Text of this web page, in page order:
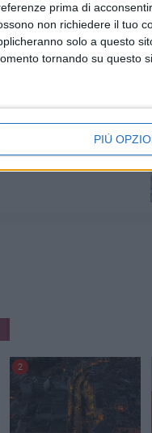
prima di
non richiedere il tuo
solo a questo
tornando su questo
PIÙ
under 14
il programma di
2